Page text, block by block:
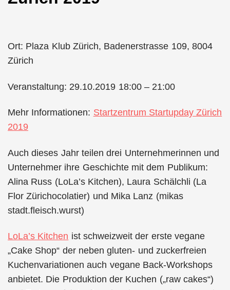
Ort: Plaza Klub Zürich, Badenerstrasse 109, 8004
Zürich
Veranstaltung: 29.10.2019 18:00 – 21:00
Mehr Informationen: Startzentrum Startupday Zürich
2019
Auch dieses Jahr teilen drei Unternehmerinnen und
Unternehmer ihre Geschichte mit dem Publikum:
Alina Russ (LoLa’s Kitchen), Laura Schälchli (La
Flor Zürichocolatier) und Mika Lanz (mikas
stadt.fleisch.wurst)
LoLa’s Kitchen ist schweizweit der erste vegane
„Cake Shop“ der neben gluten- und zuckerfreien
Kuchenvariationen auch vegane Back-Workshops
anbietet. Die Produktion der Kuchen („raw cakes“)